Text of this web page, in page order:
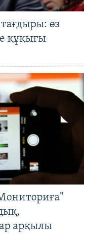
өз
құқығы
арқылы